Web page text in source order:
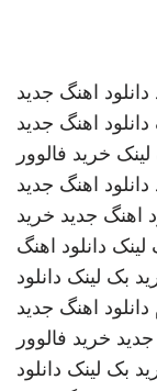
دانلود اهنگ جدید
دانلود اهنگ جدید
خرید فالوور
دانلود اهنگ جدید
اهنگ جدید خرید
لینک دانلود اهنگ
بک لینک دانلود
دانلود اهنگ جدید
جدید خرید فالوور
بک لینک دانلود